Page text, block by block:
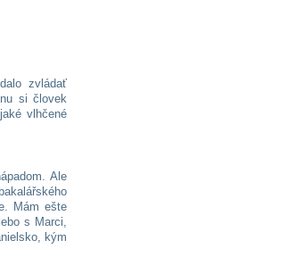
zvládať
si človek
vlhčené
Ale
Mám ešte
s Marci,
kým